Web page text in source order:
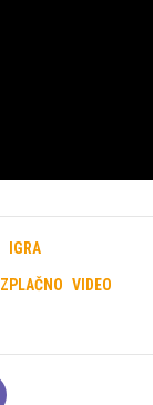
IGRA
VIDEO